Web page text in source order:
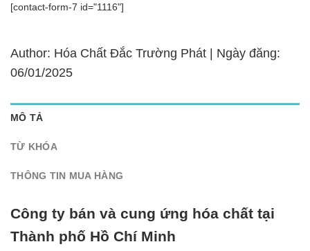
[contact-form-7 id="1116"]
Author: Hóa Chất Đắc Trường Phát | Ngày đăng:
06/01/2025
MÔ TẢ
TỪ KHÓA
THÔNG TIN MUA HÀNG
Công ty bán và cung ứng hóa chất tại
Thành phố Hồ Chí Minh